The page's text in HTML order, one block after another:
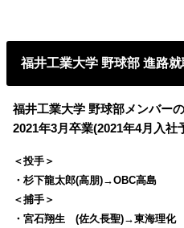
福井工業大学 野球部 進路
福井工業大学 野球部メンバー
2021年3月卒業(2021年4月入社
＜投手＞
・杉下龍太郎(高朋)→OBC高島
＜捕手＞
・宮石翔生 (佐久長聖)→東海理化